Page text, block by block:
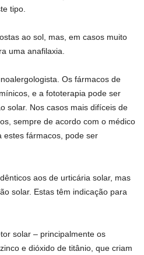
tipo.
ao sol, mas, em casos muito
uma anafilaxia.
Os fármacos de
e a fototerapia pode ser
solar. Nos casos mais difíceis de
sempre de acordo com o médico
estes fármacos, pode ser
aos de urticária solar, mas
solar. Estas têm indicação para
solar – principalmente os
e dióxido de titânio, que criam